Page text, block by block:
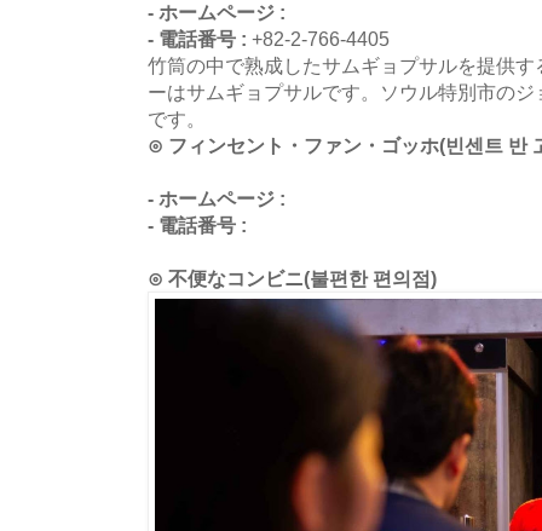
- ホームページ :
- 電話番号 : +82-2-766-4405
竹筒の中で熟成したサムギョプサルを提供
ーはサムギョプサルです。ソウル特別市の
です。
⊙ フィンセント・ファン・ゴッホ(빈센트 반
- ホームページ :
- 電話番号 :
⊙ 不便なコンビニ(불편한 편의점)